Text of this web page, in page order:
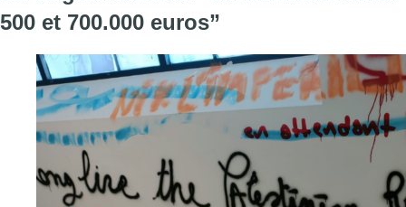
500 et 700.000 euros”